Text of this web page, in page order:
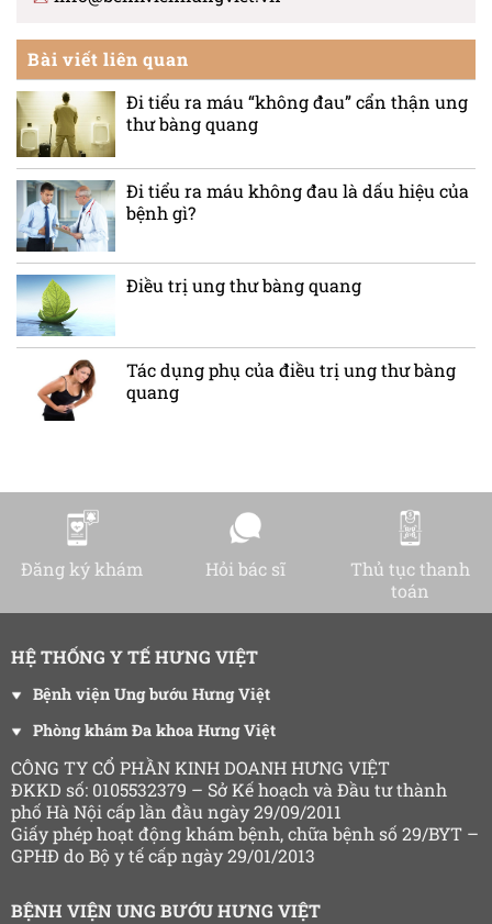
Bài viết liên quan
Đi tiểu ra máu “không đau” cẩn thận ung
thư bàng quang
Đi tiểu ra máu không đau là dấu hiệu của
bệnh gì?
Điều trị ung thư bàng quang
Tác dụng phụ của điều trị ung thư bàng
quang
Đăng ký khám Hỏi bác sĩ
Thủ tục thanh
toán
HỆ THỐNG Y TẾ HƯNG VIỆT
Bệnh viện Ung bướu Hưng Việt
Phòng khám Đa khoa Hưng Việt
CÔNG TY CỔ PHẦN KINH DOANH HƯNG VIỆT
ĐKKD số: 0105532379 – Sở Kế hoạch và Đầu tư thành
phố Hà Nội cấp lần đầu ngày 29/09/2011
Giấy phép hoạt động khám bệnh, chữa bệnh số 29/BYT –
GPHĐ do Bộ y tế cấp ngày 29/01/2013
BỆNH VIỆN UNG BƯỚU HƯNG VIỆT